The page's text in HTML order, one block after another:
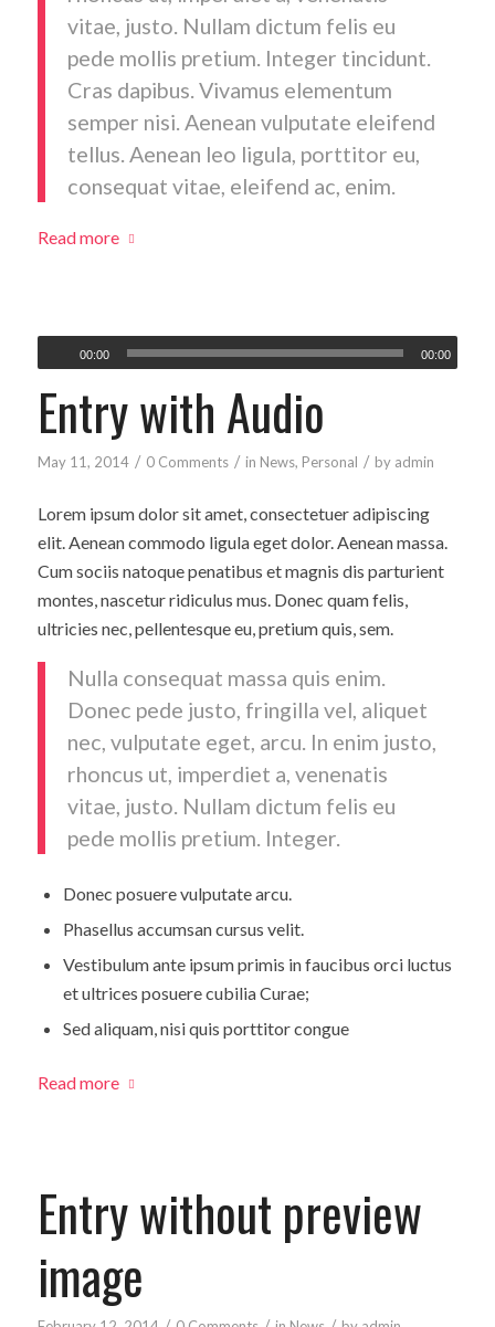
vitae, justo. Nullam dictum felis eu
pede mollis pretium. Integer tincidunt.
Cras dapibus. Vivamus elementum
semper nisi. Aenean vulputate eleifend
tellus. Aenean leo ligula, porttitor eu,
consequat vitae, eleifend ac, enim.
Read more
00:00 00:00
Entry with Audio
May 11, 2014 / 0 Comments / in News, Personal / by admin
Lorem ipsum dolor sit amet, consectetuer adipiscing
elit. Aenean commodo ligula eget dolor. Aenean massa.
Cum sociis natoque penatibus et magnis dis parturient
montes, nascetur ridiculus mus. Donec quam felis,
ultricies nec, pellentesque eu, pretium quis, sem.
Nulla consequat massa quis enim.
Donec pede justo, fringilla vel, aliquet
nec, vulputate eget, arcu. In enim justo,
rhoncus ut, imperdiet a, venenatis
vitae, justo. Nullam dictum felis eu
pede mollis pretium. Integer.
Donec posuere vulputate arcu.
Phasellus accumsan cursus velit.
Vestibulum ante ipsum primis in faucibus orci luctus
et ultrices posuere cubilia Curae;
Sed aliquam, nisi quis porttitor congue
Read more
Entry without preview
image